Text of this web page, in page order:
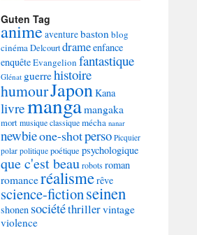
Guten Tag
animeaventurebaston blog
cinémaDelcourtdrameenfance
enquêteEvangelion fantastique
Glénat guerrehistoire
humourJapon Kana
livremangamangaka
mortmusique classiquemécha nanar
newbieone-shotperso Picquier
polar politique poétique psychologique
que c'est beaurobotsroman
romanceréalismerêve
science-fictionseinen
shonen sociététhrillervintage
violence